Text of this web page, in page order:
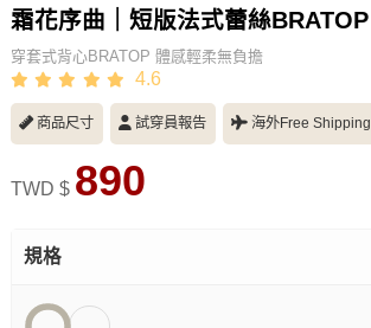
霜花序曲｜短版法式蕾絲BRATOP
穿套式背心BRATOP 體感輕柔無負擔
4.6
商品尺寸 試穿員報告 海外Free Shipping
TWD $ 890
規格